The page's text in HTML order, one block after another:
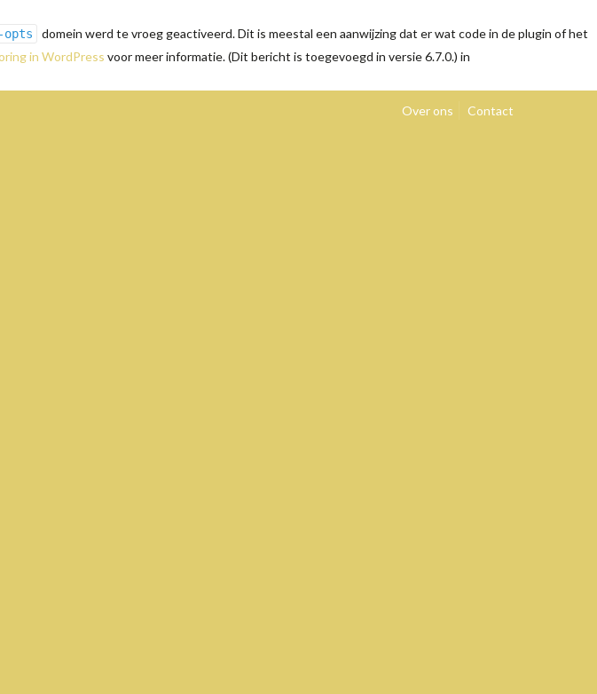
opts
domein werd te vroeg geactiveerd. Dit is meestal een aanwijzing dat er wat code in de plugin of het
in WordPress voor meer informatie. (Dit bericht is toegevoegd in versie 6.7.0.) in
Over ons Contact